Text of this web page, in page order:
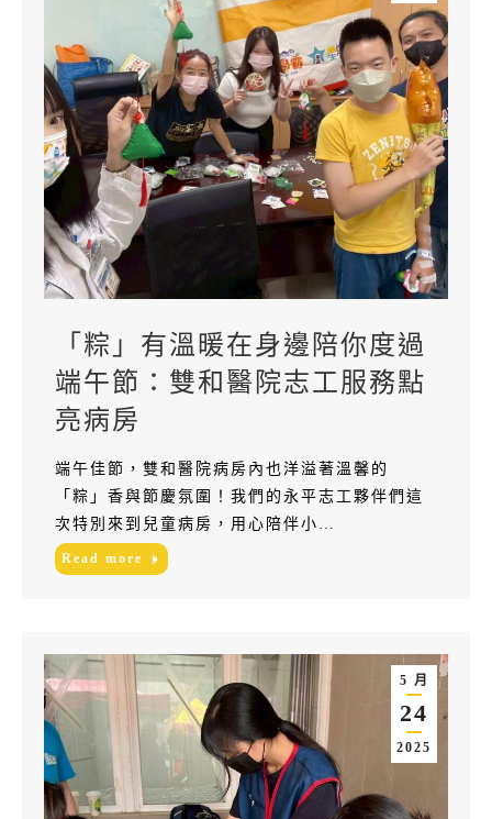
「粽」有溫暖在身邊陪你度過
端午節：雙和醫院志工服務點
亮病房
端午佳節，雙和醫院病房內也洋溢著溫馨的
「粽」香與節慶氛圍！我們的永平志工夥伴們這
次特別來到兒童病房，用心陪伴小…
Read more
5 月
24
2025